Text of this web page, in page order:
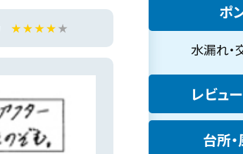
ポ
水漏れ・
レビュ
台所